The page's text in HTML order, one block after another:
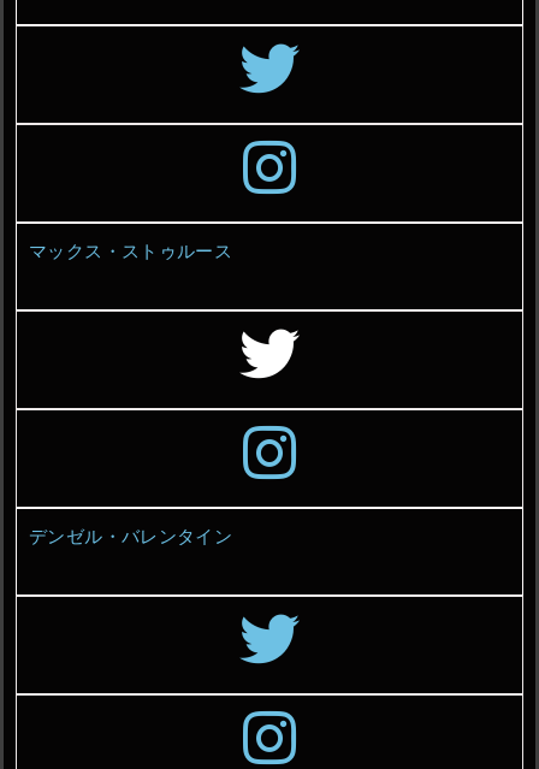
マックス・ストゥルース
デンゼル・バレンタイン